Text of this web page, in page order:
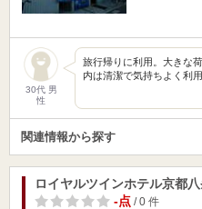
30代 男
性
旅行帰りに利用。大きな
内は清潔で気持ちよく利
関連情報から探す
ロイヤルツインホテル京都八
-点/ 0 件